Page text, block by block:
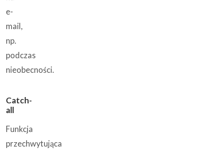
e-
mail,
np.
podczas
nieobecności.
Catch-
all
Funkcja
przechwytująca